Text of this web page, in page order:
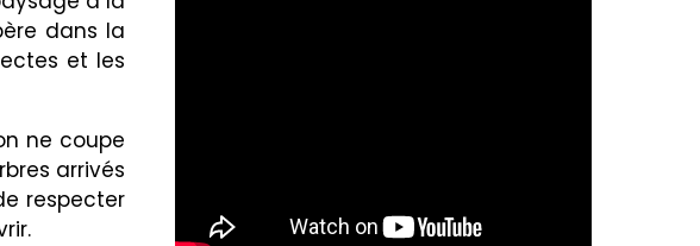
dans la
et les
ne coupe
arrivés
respecter